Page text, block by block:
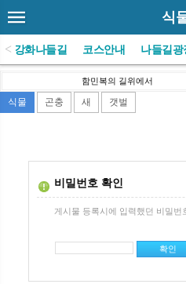
식
<)강화나들길 코스안내 나들길광
함민복의 길위에서
식물 곤충 새 갯벌
비밀번호 확인
게시물 등록시에 입력했던 비밀번